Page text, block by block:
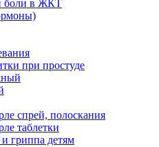
боли в ЖКТ
при простуде
спрей, полоскания
таблетки
гриппа детям